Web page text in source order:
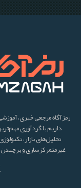
رمزآگاه مرجعی خبری،
داریم با گردآوری
تحلیل‌های بازار،
غیرمتمرکزسازی و برچیدن